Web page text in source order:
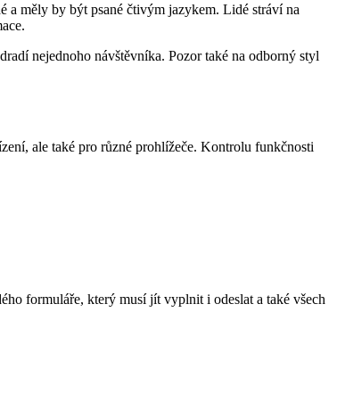
a měly by být psané čtivým jazykem. Lidé stráví na
nejednoho návštěvníka. Pozor také na odborný styl
ale také pro různé prohlížeče. Kontrolu funkčnosti
formuláře, který musí jít vyplnit i odeslat a také všech